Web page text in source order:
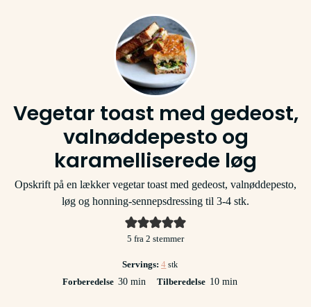
Vegetar toast med gedeost,
valnøddepesto og
karamelliserede løg
Opskrift på en lækker vegetar toast med gedeost, valnøddepesto,
løg og honning-sennepsdressing til 3-4 stk.
5 fra 2 stemmer
Servings:4 stk
Forberedelse 30minutter
min Tilberedelse 10minutter
min